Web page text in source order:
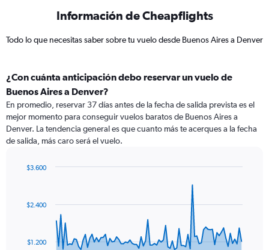
Información de Cheapflights
Todo lo que necesitas saber sobre tu vuelo desde Buenos Aires a Denver
¿Con cuánta anticipación debo reservar un vuelo de
Buenos Aires a Denver?
En promedio, reservar 37 días antes de la fecha de salida prevista es el
mejor momento para conseguir vuelos baratos de Buenos Aires a
Denver. La tendencia general es que cuanto más te acerques a la fecha
de salida, más caro será el vuelo.
data
The
$1.200
$2.400
$3.600